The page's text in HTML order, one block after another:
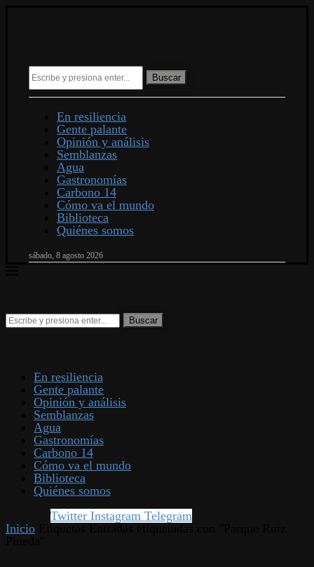
Buscar
En resiliencia
Gente palante
Opinión y análisis
Semblanzas
Agua
Gastronomías
Carbono 14
Cómo va el mundo
Biblioteca
Quiénes somos
sábado, 8 agosto 2026
En resiliencia
Gente palante
Opinión y análisis
Semblanzas
Agua
Gastronomías
Carbono 14
Cómo va el mundo
Biblioteca
Quiénes somos
Twitter Instagram Telegram
Inicio